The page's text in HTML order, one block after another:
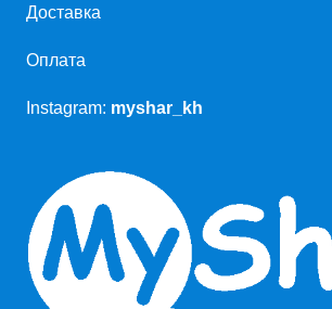
Доставка
Оплата
Instagram: myshar_kh